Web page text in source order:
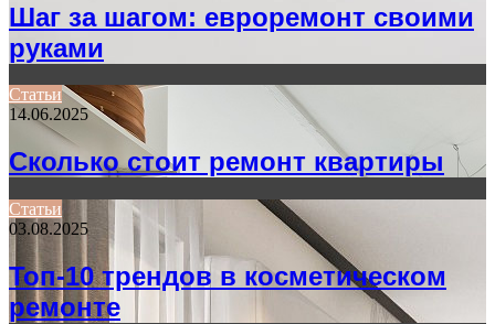
Шаг за шагом: евроремонт своими
руками
Статьи
14.06.2025
Сколько стоит ремонт квартиры
Статьи
03.08.2025
Топ-10 трендов в косметическом
ремонте